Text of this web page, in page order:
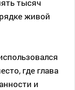
тысяч
живой
где глава
и